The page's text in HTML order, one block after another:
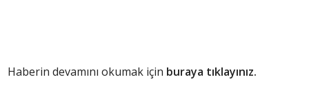
Haberin devamını okumak için buraya tıklayınız.